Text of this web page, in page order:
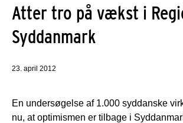
Atter tro på vækst i
Syddanmark
23. april 2012
En undersøgelse af 1.000 syddanske
nu, at optimismen er tilbage i